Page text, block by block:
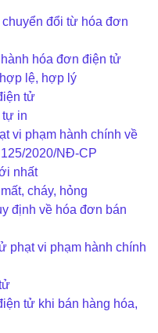
đổi từ hóa đơn
hóa đơn điện tử
lệ, hợp lý
tử
tự in
vi phạm hành chính về
2020/NĐ-CP
nhất
cháy, hỏng
định về hóa đơn bán
phạt vi phạm hành chính
tử khi bán hàng hóa,